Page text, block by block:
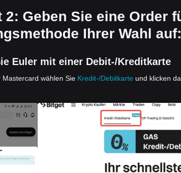
2: Geben Sie eine Order
Ihrer Wahl auf:
Euler mit einer Debit-/Kreditkarte
Mastercard wählen Sie Kredit-/Debitkarte und klicken